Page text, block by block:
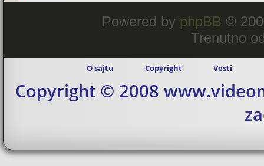
Powered by phpBB ©
Trenutno
O sajtu Copyright Vesti
Copyright © 2008